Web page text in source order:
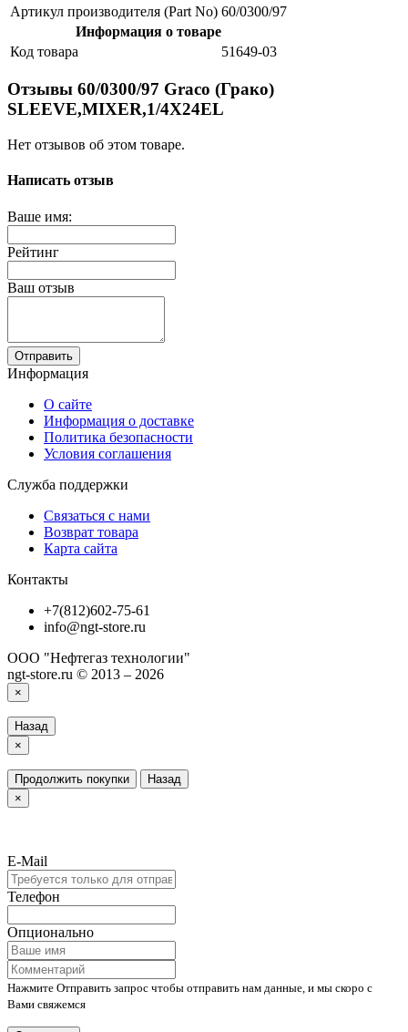
Артикул производителя (Part No) 60/0300/97
Информация о товаре
Код товара
51649-03
Отзывы 60/0300/97 Graco (Грако)
SLEEVE,MIXER,1/4X24EL
Нет отзывов об этом товаре.
Написать отзыв
Ваше имя:
Рейтинг
Ваш отзыв
Отправить
Информация
О сайте
Информация о доставке
Политика безопасности
Условия соглашения
Служба поддержки
Связаться с нами
Возврат товара
Карта сайта
Контакты
+7(812)602-75-61
info@ngt-store.ru
ООО "Нефтегаз технологии"
ngt-store.ru © 2013 – 2026
×
Назад
×
Продолжить покупки
Назад
×
E-Mail
Телефон
Опционально
Нажмите Отправить запрос чтобы отправить нам данные, и мы скоро с
Вами свяжемся